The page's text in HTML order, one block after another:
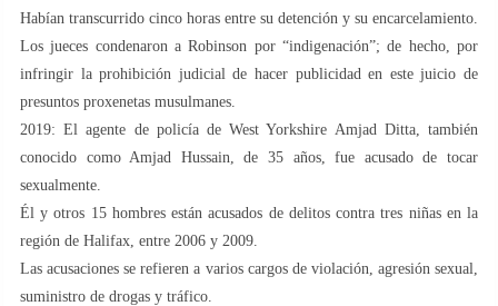
Habían transcurrido cinco horas entre su detención y su encarcelamiento.
Los jueces condenaron a Robinson por “indigenación”; de hecho, por
infringir la prohibición judicial de hacer publicidad en este juicio de
presuntos proxenetas musulmanes.
2019: El agente de policía de West Yorkshire Amjad Ditta, también
conocido como Amjad Hussain, de 35 años, fue acusado de tocar
sexualmente.
Él y otros 15 hombres están acusados de delitos contra tres niñas en la
región de Halifax, entre 2006 y 2009.
Las acusaciones se refieren a varios cargos de violación, agresión sexual,
suministro de drogas y tráfico.